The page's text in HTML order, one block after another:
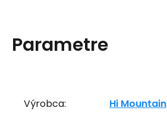
Parametre
Výrobca: Hi Mountain